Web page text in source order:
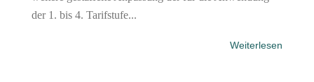
der 1. bis 4. Tarifstufe...
Weiterlesen